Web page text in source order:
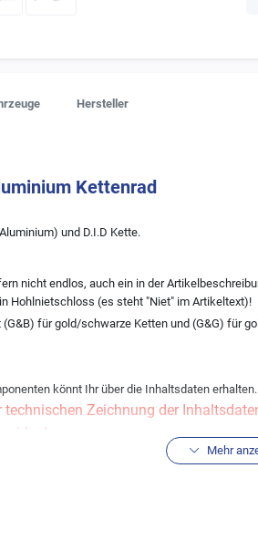
Hersteller
Kettenrad
und D.I.D Kette.
nicht endlos, auch ein in der
Hohlnietschloss (es steht "Niet" im Artikeltext)!
für gold/schwarze Ketten und (G&G) für
könnt Ihr über die Inhaltsdaten erhalten.
Zeichnung der
in der Standardausführung geliefert!
Mehr